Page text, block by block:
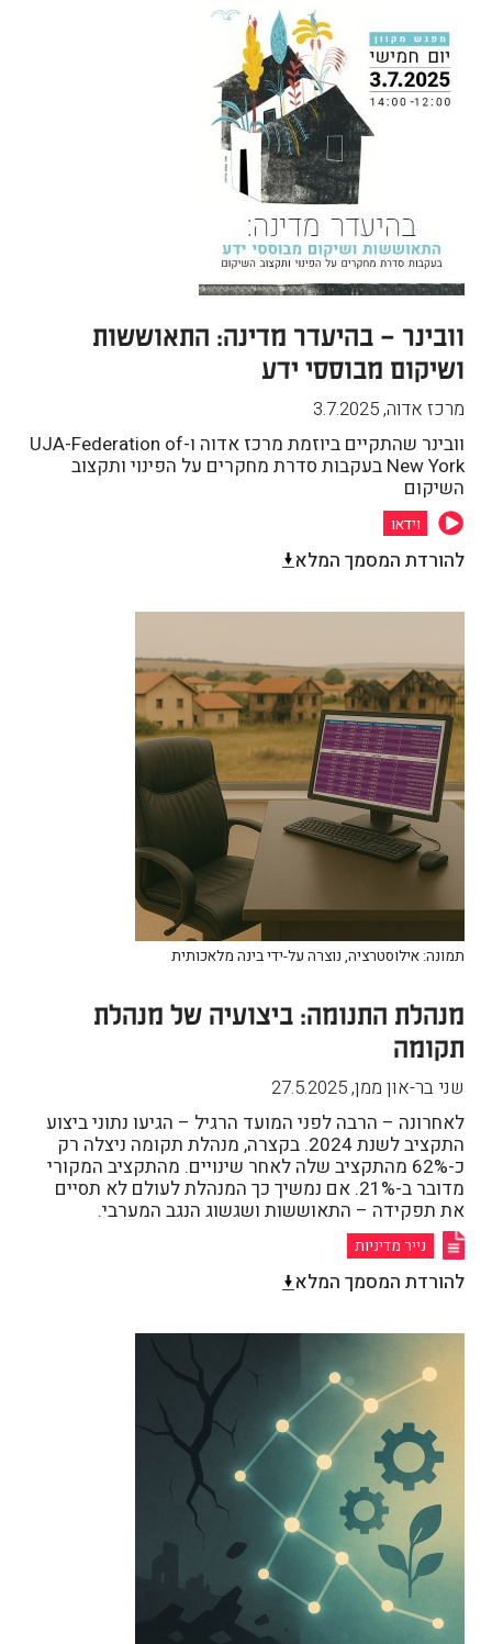
וובינר – בהיעדר מדינה: התאוששות
ושיקום מבוססי ידע
מרכז אדוה,
3.7.2025
וובינר שהתקיים ביוזמת מרכז אדוה ו-UJA-Federation of
New York בעקבות סדרת מחקרים על הפינוי ותקצוב
השיקום
וידאו
להורדת המסמך המלא
תמונה: אילוסטרציה, נוצרה על-ידי בינה מלאכותית
מנהלת התנומה: ביצועיה של מנהלת
תקומה
שני בר-און ממן,
27.5.2025
לאחרונה – הרבה לפני המועד הרגיל – הגיעו נתוני ביצוע
התקציב לשנת 2024. בקצרה, מנהלת תקומה ניצלה רק
כ-62% מהתקציב שלה לאחר שינויים. מהתקציב המקורי
מדובר ב-21%. אם נמשיך כך המנהלת לעולם לא תסיים
את תפקידה – התאוששות ושגשוג הנגב המערבי.
נייר מדיניות
להורדת המסמך המלא